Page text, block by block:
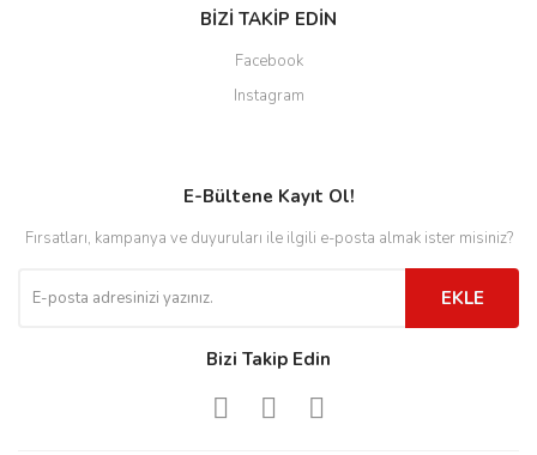
BİZİ TAKİP EDİN
Facebook
Instagram
E-Bültene Kayıt Ol!
Fırsatları, kampanya ve duyuruları ile ilgili e-posta almak ister misiniz?
EKLE
Bizi Takip Edin